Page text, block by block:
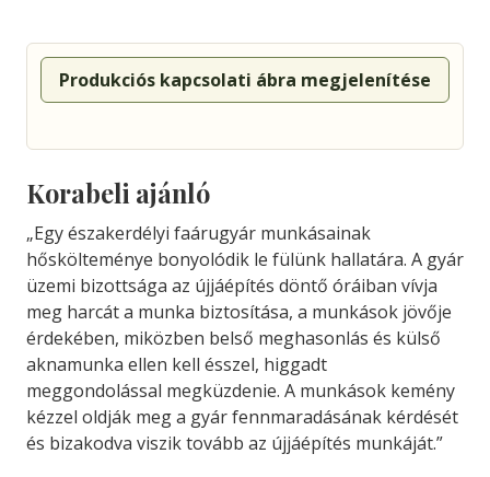
Produkciós kapcsolati ábra megjelenítése
Korabeli ajánló
„Egy északerdélyi faárugyár munkásainak
hőskölteménye bonyolódik le fülünk hallatára. A gyár
üzemi bizottsága az újjáépítés döntő óráiban vívja
meg harcát a munka biztosítása, a munkások jövője
érdekében, miközben belső meghasonlás és külső
aknamunka ellen kell ésszel, higgadt
meggondolással megküzdenie. A munkások kemény
kézzel oldják meg a gyár fennmaradásának kérdését
és bizakodva viszik tovább az újjáépítés munkáját.”